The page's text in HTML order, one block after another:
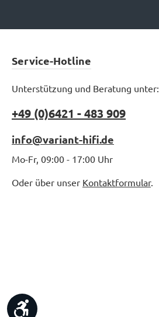
Service-Hotline
Unterstützung und Beratung unter:
+49 (0)6421 - 483 909
info@variant-hifi.de
Mo-Fr, 09:00 - 17:00 Uhr
Oder über unser Kontaktformular.
Werkzeugleiste anzeigen